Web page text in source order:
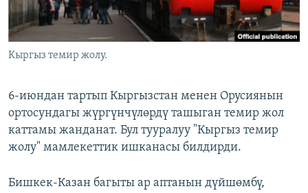
ЭЕ/АРнун бардык сайттары
Кыргыз темир жолу.
6-июндан тартып Кыргызстан менен Орусиянын
ортосундагы жүргүнчүлөрдү ташыган темир жол
каттамы жанданат. Бул тууралуу "Кыргыз темир
жолу" мамлекеттик ишканасы билдирди.
Бишкек-Казан багыты ар аптанын дүйшөмбү,